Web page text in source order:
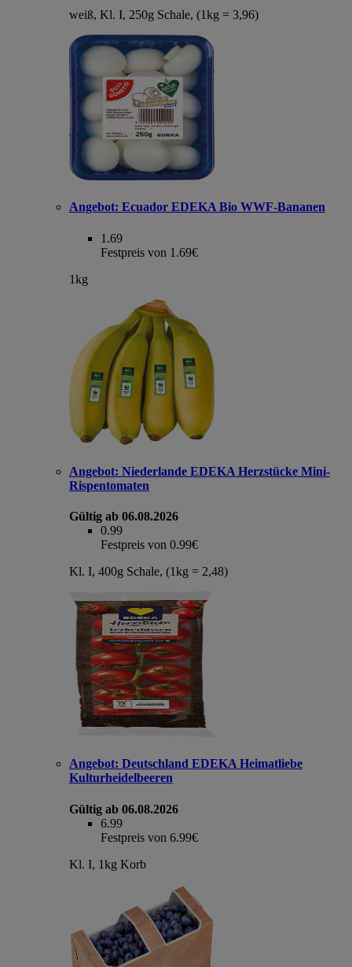
weiß, Kl. I, 250g Schale, (1kg = 3,96)
Angebot: Ecuador EDEKA Bio WWF-Bananen
1.69
Festpreis von 1.69€
1kg
Angebot: Niederlande EDEKA Herzstücke Mini-
Rispentomaten
Gültig ab 06.08.2026
0.99
Festpreis von 0.99€
Kl. I, 400g Schale, (1kg = 2,48)
Angebot: Deutschland EDEKA Heimatliebe
Kulturheidelbeeren
Gültig ab 06.08.2026
6.99
Festpreis von 6.99€
Kl. I, 1kg Korb